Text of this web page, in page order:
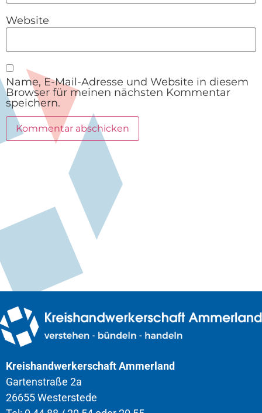
Website
Name, E-Mail-Adresse und Website in diesem
Browser für meinen nächsten Kommentar
speichern.
Kreishandwerkerschaft Ammerland
Gartenstraße 2a
26655 Westerstede